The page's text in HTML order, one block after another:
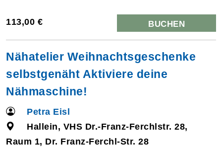
113,00 € BUCHEN
Nähatelier Weihnachtsgeschenke
selbstgenäht Aktiviere deine
Nähmaschine!
Petra Eisl
Hallein, VHS Dr.-Franz-Ferchlstr. 28,
Raum 1, Dr. Franz-Ferchl-Str. 28